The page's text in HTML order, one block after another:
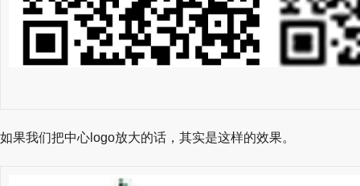
如果我们把中心logo放大的话，其实是这样的效果。